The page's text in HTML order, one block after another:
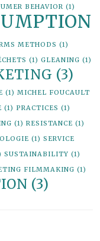
BEHAVIOR (1)
METHODS (1)
(1) GLEANING (1)
(3)
(1) MICHEL FOUCAULT
(1) PRACTICES (1)
(1) RESISTANCE (1)
(1) SERVICE
SUSTAINABILITY (1)
FILMMAKING (1)
(3)